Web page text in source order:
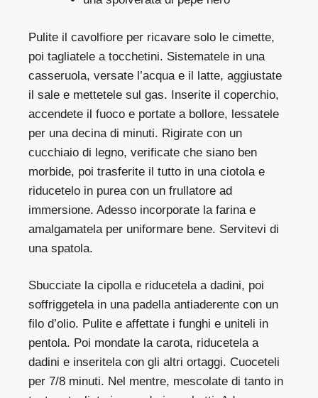
Pulite il cavolfiore per ricavare solo le cimette,
poi tagliatele a tocchetini. Sistematele in una
casseruola, versate l’acqua e il latte, aggiustate
il sale e mettetele sul gas. Inserite il coperchio,
accendete il fuoco e portate a bollore, lessatele
per una decina di minuti. Rigirate con un
cucchiaio di legno, verificate che siano ben
morbide, poi trasferite il tutto in una ciotola e
riducetelo in purea con un frullatore ad
immersione. Adesso incorporate la farina e
amalgamatela per uniformare bene. Servitevi di
una spatola.
Sbucciate la cipolla e riducetela a dadini, poi
soffriggetela in una padella antiaderente con un
filo d’olio. Pulite e affettate i funghi e uniteli in
pentola. Poi mondate la carota, riducetela a
dadini e inseritela con gli altri ortaggi. Cuoceteli
per 7/8 minuti. Nel mentre, mescolate di tanto in